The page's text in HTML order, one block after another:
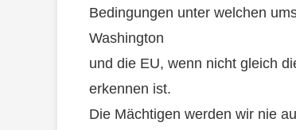
Bedingungen unter welchen
Washington
und die EU, wenn nicht gleich
erkennen ist.
Die Mächtigen werden wir nie